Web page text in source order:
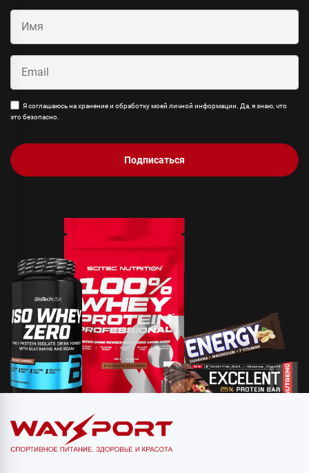
Я соглашаюсь на хранение и обработку моей личной информации. Да, я знаю, что
это безопасно.
Подписаться